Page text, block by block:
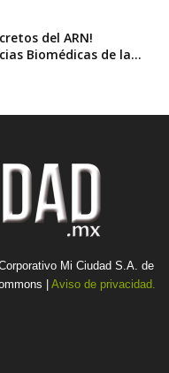
del ARN!
Biomédicas de la...
Mi Ciudad S.A. de
| Aviso de privacidad.